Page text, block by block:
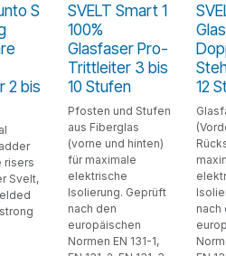
S
2 bis
risers
Svelt,
SVELT Smart 1
100%
Glasfaser Pro-
Trittleiter 3 bis
10 Stufen
Pfosten und Stufen
aus Fiberglas
(vorne und hinten)
für maximale
elektrische
Isolierung. Geprüft
nach den
europäischen
Normen EN 131-1,
12
nach